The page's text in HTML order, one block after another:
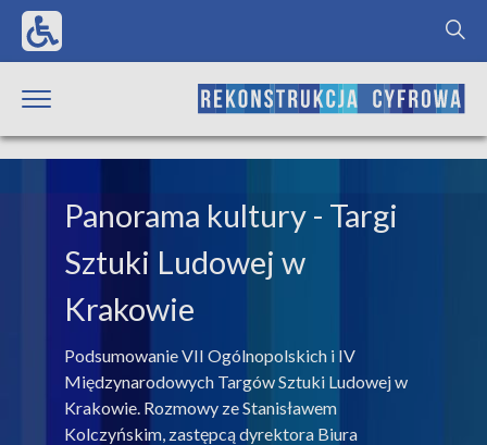
Panorama kultury - Targi
Sztuki Ludowej w
Krakowie
Podsumowanie VII Ogólnopolskich i IV
Międzynarodowych Targów Sztuki Ludowej w
Krakowie. Rozmowy ze Stanisławem
Kolczyńskim, zastępcą dyrektora Biura